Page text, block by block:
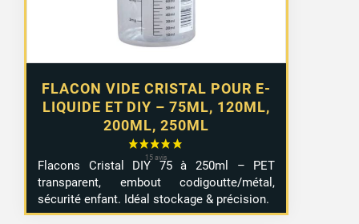
FLACON VIDE CRISTAL POUR E-
LIQUIDE ET DIY – 75ML, 120ML,
200ML, 250ML
4,99 €
Flacons Cristal DIY 75 à 250ml – PET
transparent, embout codigoutte/métal,
sécurité enfant. Idéal stockage & précision.